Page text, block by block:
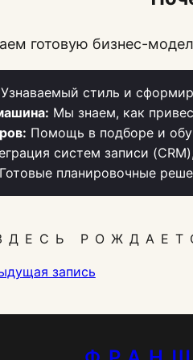
готовую бизнес-
Узнаваемый стиль и
Мы знаем, как
Помощь в подборе и
систем записи
Готовые планировочные
запись